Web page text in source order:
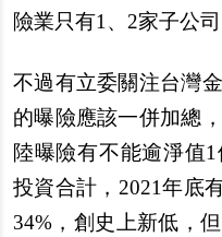
險業只有1、2家子公司
不過有立委關注台灣
的曝險應該一併加總
陸曝險有不能逾淨值
投資合計，2021年底
34%，創史上新低，